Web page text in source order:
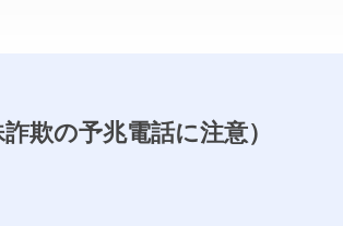
欺の予兆電話に注意）